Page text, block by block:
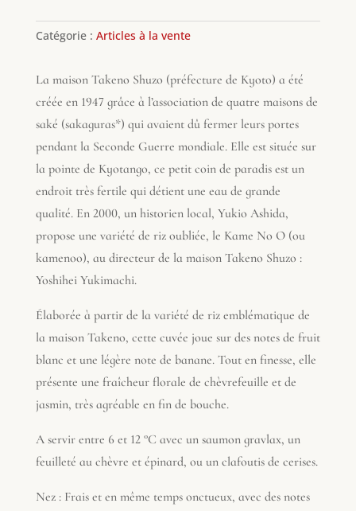
Catégorie : Articles à la vente
La maison Takeno Shuzo (préfecture de Kyoto) a été
créée en 1947 grâce à l’association de quatre maisons de
saké (sakaguras*) qui avaient dû fermer leurs portes
pendant la Seconde Guerre mondiale. Elle est située sur
la pointe de Kyotango, ce petit coin de paradis est un
endroit très fertile qui détient une eau de grande
qualité. En 2000, un historien local, Yukio Ashida,
propose une variété de riz oubliée, le Kame No O (ou
kamenoo), au directeur de la maison Takeno Shuzo :
Yoshihei Yukimachi.
Élaborée à partir de la variété de riz emblématique de
la maison Takeno, cette cuvée joue sur des notes de fruit
blanc et une légère note de banane. Tout en finesse, elle
présente une fraîcheur florale de chèvrefeuille et de
jasmin, très agréable en fin de bouche.
A servir entre 6 et 12 °C avec un saumon gravlax, un
feuilleté au chèvre et épinard, ou un clafoutis de cerises.
Nez : Frais et en même temps onctueux, avec des notes